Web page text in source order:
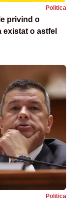
Politica
privind o
existat o astfel
Politica